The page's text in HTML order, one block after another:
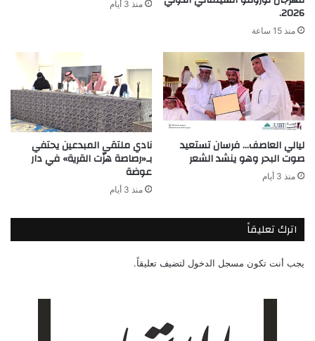
2026.
منذ 15 ساعة
منذ 3 أيام
ليالي العاصف… فرسان تستعيد
صوت البحر وهو ينشد الشعر
منذ 3 أيام
نادي ملتقى المبدعين يحتفي
بـ«رصاصة هزّت القرية» في دار
عوضة
منذ 3 أيام
اترك تعليقاً
يجب أنت تكون مسجل الدخول لتضيف تعليقاً.